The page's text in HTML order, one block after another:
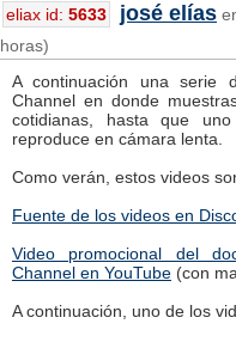
eliax id: 5633 josé elías
horas)
A continuación una serie
Channel en donde
cotidianas, hasta que
reproduce en cámara lenta.
Como verán, estos videos
Fuente de los videos en
Video promocional del
Channel en YouTube (con
A continuación, uno de los